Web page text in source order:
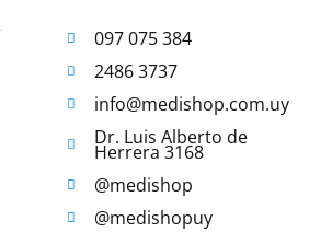
097 075 384
2486 3737
info@medishop.com.uy
Dr. Luis Alberto de
Herrera 3168
@medishop
@medishopuy